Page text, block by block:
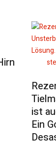
ist
Ein